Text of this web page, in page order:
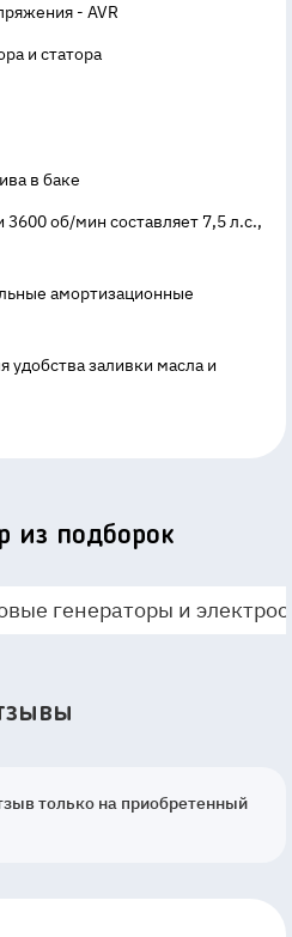
- AVR
и статора
в баке
об/мин составляет 7,5 л.с.,
амортизационные
удобства заливки масла и
из подборок
генераторы и
только на приобретенный